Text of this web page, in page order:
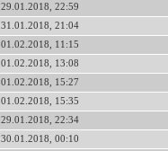
29.01.2018, 22:59
31.01.2018, 21:04
01.02.2018, 11:15
01.02.2018, 13:08
01.02.2018, 15:27
01.02.2018, 15:35
29.01.2018, 22:34
30.01.2018, 00:10